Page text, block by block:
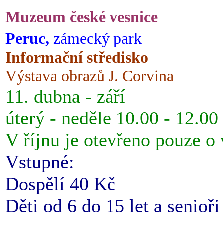
Muzeum české vesnice
Peruc, zámecký park
Informační středisko
Výstava obrazů J. Corvina
11. dubna - září
úterý - neděle 10.00 -
V říjnu je otevřeno pouze o
Vstupné:
Dospělí 40 Kč
Děti od 6 do 15 let a